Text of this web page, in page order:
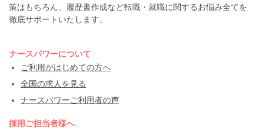
策はもちろん、履歴書作成など転職・就職に関するお悩み全てを
徹底サポートいたします。
ナースパワーについて
ご利用がはじめての方へ
全国の求人を見る
ナースパワーご利用者の声
採用ご担当者様へ